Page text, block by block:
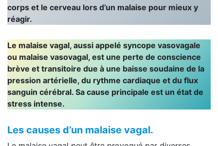
corps et le cerveau lors d’un malaise pour mieux y
réagir.
Le malaise vagal, aussi appelé syncope vasovagale
ou malaise vasovagal, est une perte de conscience
brève et transitoire due à une baisse soudaine de la
pression artérielle, du rythme cardiaque et du flux
sanguin cérébral. Sa cause principale est un état de
stress intense.
Les causes d’un malaise vagal.